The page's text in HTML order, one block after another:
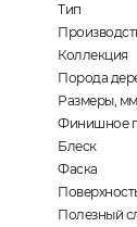
Тип
Коллекция
Порода
Размеры, мм
Финишное
Блеск
Фаска
Полезный